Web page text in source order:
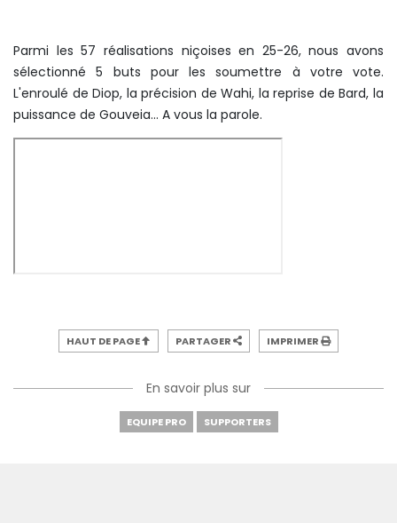
Parmi les 57 réalisations niçoises en 25-26, nous avons
sélectionné 5 buts pour les soumettre à votre vote.
L'enroulé de Diop, la précision de Wahi, la reprise de Bard, la
puissance de Gouveia... A vous la parole.
HAUT DE PAGE PARTAGER IMPRIMER
En savoir plus sur
EQUIPE PRO SUPPORTERS